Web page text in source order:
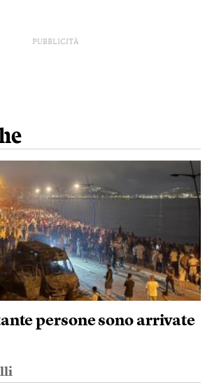
PUBBLICITÀ
persone sono arrivate